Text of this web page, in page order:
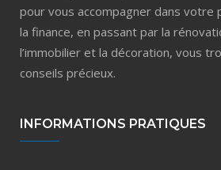
pour vous accompagner dans votre
la finance, en passant par la
l’immobilier et la décoration, vous
conseils précieux.
INFORMATIONS PRATIQUES